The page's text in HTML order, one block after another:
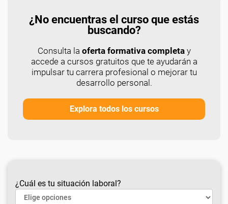
¿No encuentras el curso que estás
buscando?
Consulta la oferta formativa completay
accede a cursos gratuitos que te ayudarán a
impulsar tu carrera profesional o mejorar tu
desarrollo personal.
Explora todos los cursos
¿Cuál es tu situación laboral?